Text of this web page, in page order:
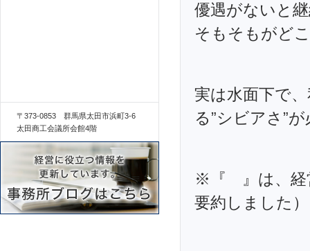
優遇がないと
そもそもがど
実は水面下で
る”シビアさ”
※『 』は、経
要約しました
〒373-0853 群馬県太田市浜町3-6
太田商工会議所会館4階